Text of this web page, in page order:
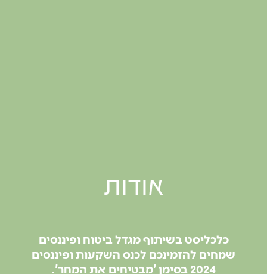
אודות
כלכליסט בשיתוף מגדל ביטוח ופיננסים
שמחים להזמינכם לכנס השקעות ופיננסים
2024 בסימן 'מבטיחים את המחר'.